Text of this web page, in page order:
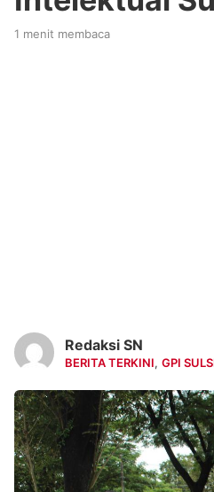
1 menit membaca
Redaksi SN
BERITA TERKINI, GPI